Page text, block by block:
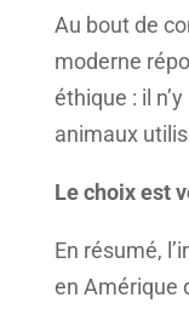
Au bout de
moderne
éthique : il
animaux
Le choix est
En résumé,
en Amérique